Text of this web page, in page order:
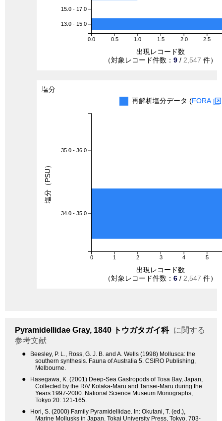
0.0 0.5 1.0 1.5 2.0 2.5
15.0 - 17.0
13.0 - 15.0
出現レコード数
（対象レコード件数： 9 / 2,547 件）
塩分
再解析塩分データ (FORA
0 1 2 3 4 5
35.0 - 36.0
34.0 - 35.0
出現レコード数
（対象レコード件数： 6 / 2,547 件）
塩分（PSU）
Pyramidellidae Gray, 1840 トウガタガイ科 に関する
参考文献
●
Beesley, P. L., Ross, G. J. B. and A. Wells (1998) Mollusca: the
southern synthesis. Fauna of Australia 5. CSIRO Publishing,
Melbourne.
●
Hasegawa, K. (2001) Deep-Sea Gastropods of Tosa Bay, Japan,
Collected by the R/V Kotaka-Maru and Tansei-Maru during the
Years 1997-2000. National Science Museum Monographs,
Tokyo 20: 121-165.
●
Hori, S. (2000) Family Pyramidellidae. In: Okutani, T. (ed.),
Marine Mollusks in Japan. Tokai University Press, Tokyo, 703-